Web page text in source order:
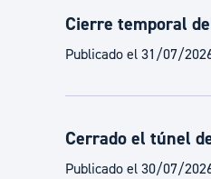
Cierre temporal
Publicado el 31/07/
Cerrado el túnel
Publicado el 30/07/